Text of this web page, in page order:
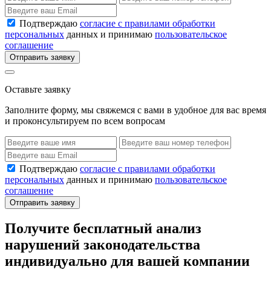
Подтверждаю согласие с правилами обработки
персональных данных и принимаю пользовательское
соглашение
Отправить заявку
Оставьте заявку
Заполните форму, мы свяжемся с вами в удобное для вас время
и проконсультируем по всем вопросам
Подтверждаю согласие с правилами обработки
персональных данных и принимаю пользовательское
соглашение
Отправить заявку
Получите бесплатный анализ
нарушений законодательства
индивидуально для вашей компании